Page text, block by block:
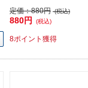
定価：880円 (税込)
880円 (税込)
8ポイント獲得